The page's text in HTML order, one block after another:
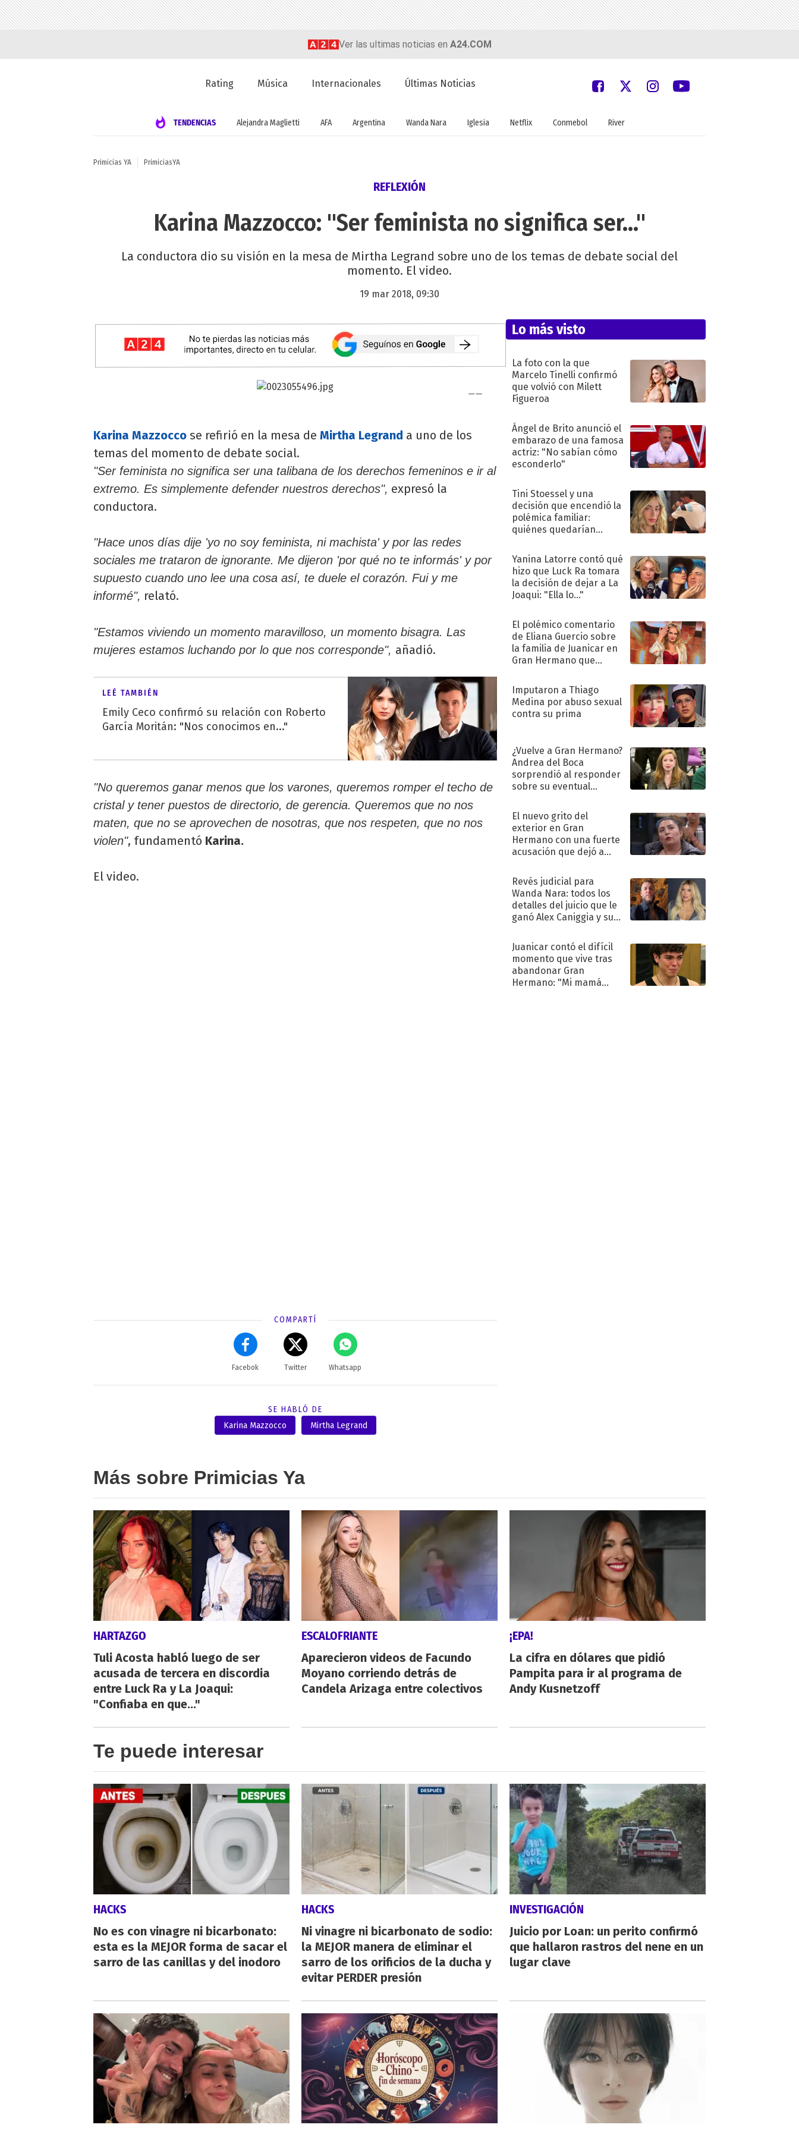
Ver las ultimas noticias en A24.COM
Rating Música Internacionales Últimas Noticias
TENDENCIAS Alejandra Maglietti AFA Argentina Wanda Nara Iglesia Netflix Conmebol River
Primicias YA PrimiciasYA
REFLEXIÓN
Karina Mazzocco: "Ser feminista no significa ser..."
La conductora dio su visión en la mesa de Mirtha Legrand sobre uno de los temas de debate social del
momento. El video.
19 mar 2018, 09:30
Karina Mazzocco se refirió en la mesa de Mirtha Legrand a uno de los
temas del momento de debate social.
"Ser feminista no significa ser una talibana de los derechos femeninos e ir al
extremo. Es simplemente defender nuestros derechos", expresó la
conductora.
"Hace unos días dije 'yo no soy feminista, ni machista' y por las redes
sociales me trataron de ignorante. Me dijeron 'por qué no te informás' y por
supuesto cuando uno lee una cosa así, te duele el corazón. Fui y me
informé", relató.
"Estamos viviendo un momento maravilloso, un momento bisagra. Las
mujeres estamos luchando por lo que nos corresponde", añadió.
LEÉ TAMBIÉN
Emily Ceco confirmó su relación con Roberto
García Moritán: "Nos conocimos en..."
"No queremos ganar menos que los varones, queremos romper el techo de
cristal y tener puestos de directorio, de gerencia. Queremos que no nos
maten, que no se aprovechen de nosotras, que nos respeten, que no nos
violen", fundamentó Karina.
El video.
COMPARTÍ
Facebok Twitter Whatsapp
SE HABLÓ DE
Karina Mazzocco
Mirtha Legrand
Lo más visto
La foto con la que
Marcelo Tinelli confirmó
que volvió con Milett
Figueroa
Ángel de Brito anunció el
embarazo de una famosa
actriz: "No sabían cómo
esconderlo"
Tini Stoessel y una
decisión que encendió la
polémica familiar:
quiénes quedarían
Yanina Latorre contó qué
hizo que Luck Ra tomara
la decisión de dejar a La
Joaqui: "Ella lo..."
El polémico comentario
de Eliana Guercio sobre
la familia de Juanicar en
Gran Hermano que
Imputaron a Thiago
Medina por abuso sexual
contra su prima
¿Vuelve a Gran Hermano?
Andrea del Boca
sorprendió al responder
sobre su eventual
El nuevo grito del
exterior en Gran
Hermano con una fuerte
acusación que dejó a
"Traidora"
Revés judicial para
Wanda Nara: todos los
detalles del juicio que le
ganó Alex Caniggia y sus
Juanicar contó el difícil
momento que vive tras
abandonar Gran
Hermano: "Mi mamá
Más sobre Primicias Ya
HARTAZGO
Tuli Acosta habló luego de ser
acusada de tercera en discordia
entre Luck Ra y La Joaqui:
"Confiaba en que..."
ESCALOFRIANTE
Aparecieron videos de Facundo
Moyano corriendo detrás de
Candela Arizaga entre colectivos
¡EPA!
La cifra en dólares que pidió
Pampita para ir al programa de
Andy Kusnetzoff
Te puede interesar
HACKS
No es con vinagre ni bicarbonato:
esta es la MEJOR forma de sacar el
sarro de las canillas y del inodoro
HACKS
Ni vinagre ni bicarbonato de sodio:
la MEJOR manera de eliminar el
sarro de los orificios de la ducha y
evitar PERDER presión
INVESTIGACIÓN
Juicio por Loan: un perito confirmó
que hallaron rastros del nene en un
lugar clave